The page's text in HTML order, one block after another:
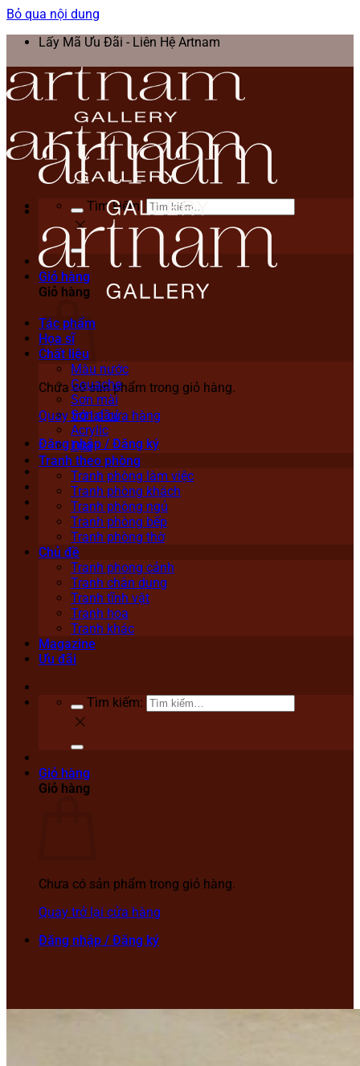
Bỏ qua nội dung
Lấy Mã Ưu Đãi - Liên Hệ Artnam
Tìm kiếm:
Giỏ hàng
Giỏ hàng
Chưa có sản phẩm trong giỏ hàng.
Quay trở lại cửa hàng
Đăng nhập / Đăng ký
Tác phẩm
Họa sĩ
Chất liệu
Màu nước
Gouache
Sơn mài
Sơn dầu
Acrylic
Lụa
Tranh theo phòng
Tranh phòng làm việc
Tranh phòng khách
Tranh phòng ngủ
Tranh phòng bếp
Tranh phòng thờ
Chủ đề
Tranh phong cảnh
Tranh chân dung
Tranh tĩnh vật
Tranh hoa
Tranh khác
Magazine
Ưu đãi
Tìm kiếm:
Giỏ hàng
Giỏ hàng
Chưa có sản phẩm trong giỏ hàng.
Quay trở lại cửa hàng
Đăng nhập / Đăng ký